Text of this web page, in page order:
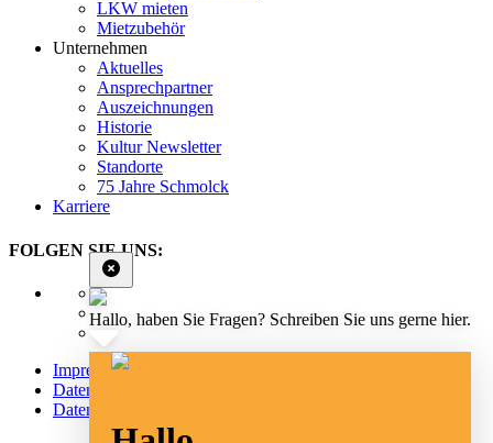
LKW mieten
Mietzubehör
Unternehmen
Aktuelles
Ansprechpartner
Auszeichnungen
Historie
Kultur Newsletter
Standorte
75 Jahre Schmolck
Karriere
FOLGEN SIE UNS:
Impressum
Datenschutz
Datenschutz Social Media
Hallo, haben Sie Fragen? Schreiben Sie uns gerne hier.